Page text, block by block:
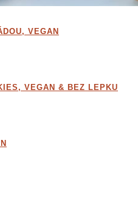
VEGAN
VEGAN & BEZ LEPKU